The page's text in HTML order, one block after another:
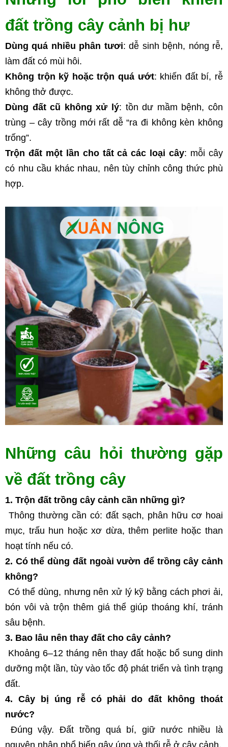
đất trồng cây cảnh bị hư
Dùng quá nhiều phân tươi: dễ sinh bệnh, nóng rễ,
làm đất có mùi hôi.
Không trộn kỹ hoặc trộn quá ướt: khiến đất bí, rễ
không thở được.
Dùng đất cũ không xử lý: tồn dư mầm bệnh, côn
trùng – cây trồng mới rất dễ “ra đi không kèn không
trống”.
Trộn đất một lần cho tất cả các loại cây: mỗi cây
có nhu cầu khác nhau, nên tùy chỉnh công thức phù
hợp.
Những câu hỏi thường gặp
về đất trồng cây
1. Trộn đất trồng cây cảnh cần những gì?
mục, trấu hun hoặc xơ dừa, thêm perlite hoặc than
hoạt tính nếu có.
2. Có thể dùng đất ngoài vườn để trồng cây cảnh
không?
bón vôi và trộn thêm giá thể giúp thoáng khí, tránh
sâu bệnh.
3. Bao lâu nên thay đất cho cây cảnh?
dưỡng một lần, tùy vào tốc độ phát triển và tình trạng
đất.
4. Cây bị úng rễ có phải do đất không thoát
nước?